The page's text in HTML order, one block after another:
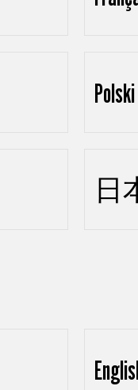
Polski
日